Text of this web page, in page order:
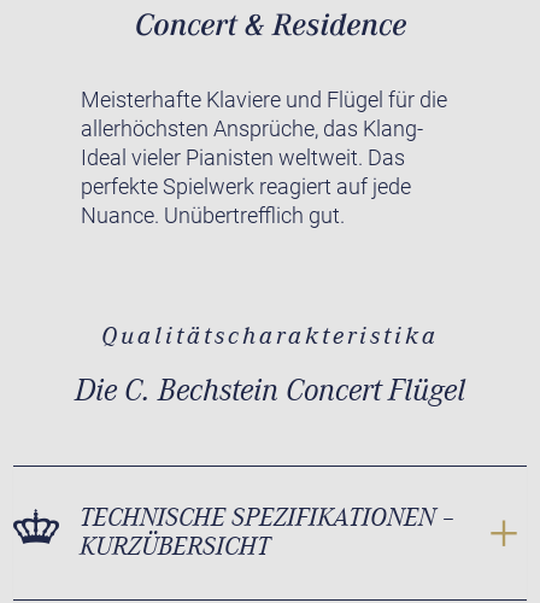
Meisterhafte Klaviere und Flügel für die
allerhöchsten Ansprüche, das Klang-
Ideal vieler Pianisten weltweit. Das
perfekte Spielwerk reagiert auf jede
Nuance. Unübertrefflich gut.
Qualitätscharakteristika
Die C. Bechstein Concert Flügel
TECHNISCHE SPEZIFIKATIONEN –
KURZÜBERSICHT